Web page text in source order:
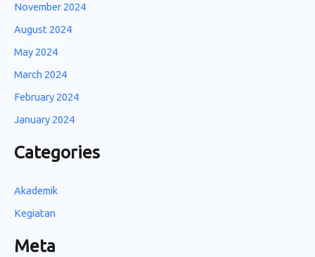
November 2024
August 2024
May 2024
March 2024
February 2024
January 2024
Categories
Akademik
Kegiatan
Meta